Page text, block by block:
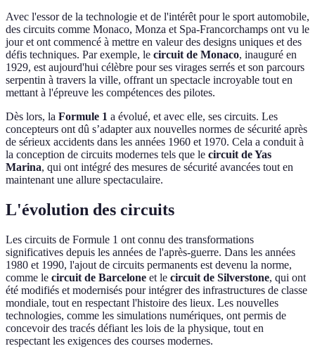
Avec l'essor de la technologie et de l'intérêt pour le sport automobile,
des circuits comme Monaco, Monza et Spa-Francorchamps ont vu le
jour et ont commencé à mettre en valeur des designs uniques et des
défis techniques. Par exemple, le circuit de Monaco, inauguré en
1929, est aujourd'hui célèbre pour ses virages serrés et son parcours
serpentin à travers la ville, offrant un spectacle incroyable tout en
mettant à l'épreuve les compétences des pilotes.
Dès lors, la Formule 1 a évolué, et avec elle, ses circuits. Les
concepteurs ont dû s’adapter aux nouvelles normes de sécurité après
de sérieux accidents dans les années 1960 et 1970. Cela a conduit à
la conception de circuits modernes tels que le circuit de Yas
Marina, qui ont intégré des mesures de sécurité avancées tout en
maintenant une allure spectaculaire.
L'évolution des circuits
Les circuits de Formule 1 ont connu des transformations
significatives depuis les années de l'après-guerre. Dans les années
1980 et 1990, l'ajout de circuits permanents est devenu la norme,
comme le circuit de Barcelone et le circuit de Silverstone, qui ont
été modifiés et modernisés pour intégrer des infrastructures de classe
mondiale, tout en respectant l'histoire des lieux. Les nouvelles
technologies, comme les simulations numériques, ont permis de
concevoir des tracés défiant les lois de la physique, tout en
respectant les exigences des courses modernes.